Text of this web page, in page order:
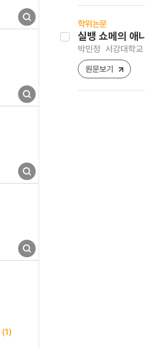
(1)
학위논문
실뱅 쇼메의 애
박민정 서강대학
원문보기